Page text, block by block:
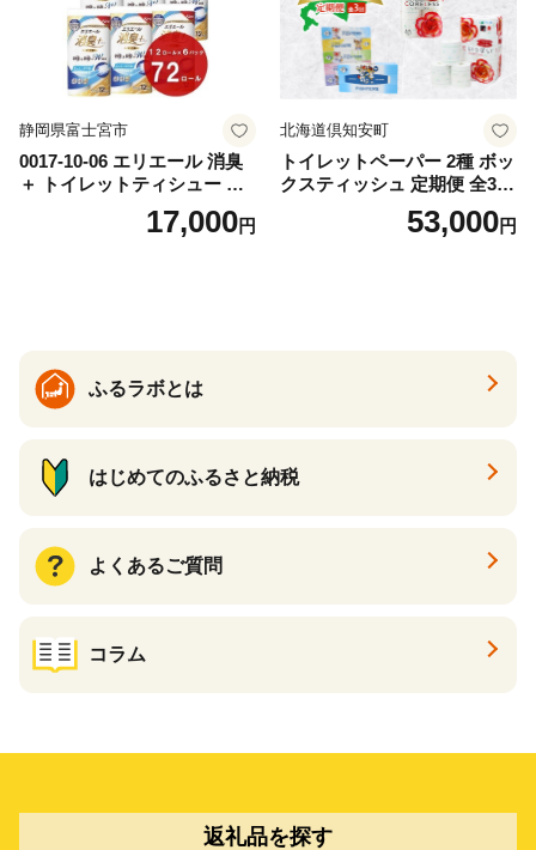
静岡県富士宮市
0017-10-06 エリエール 消臭
＋ トイレットティシュー し
っかり香るフレッシュクリア
の香り ダブル 12ロール×6パ
17,000円
北海道倶知安町
トイレットペーパー 2種 ボッ
クスティッシュ 定期便 全3
回 日本製 まとめ買い 防災
常備品 日用雑貨 消耗品 生活
53,000円
ふるラボとは
はじめてのふるさと納税
よくあるご質問
コラム
返礼品を探す